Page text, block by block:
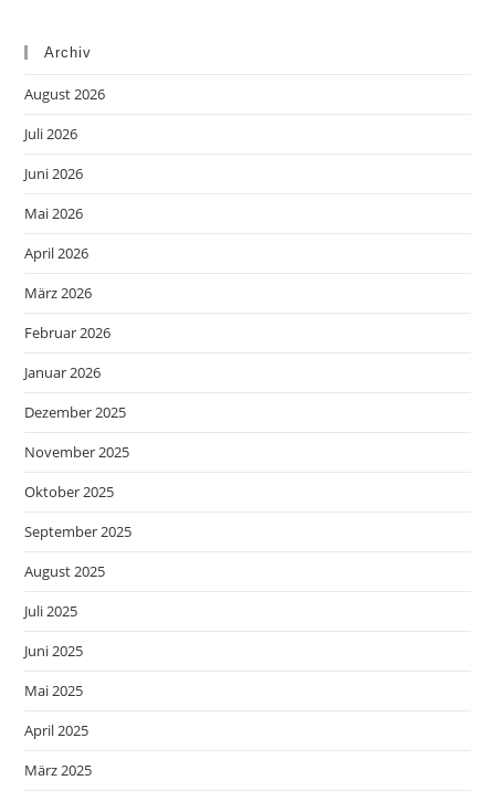
Archiv
August 2026
Juli 2026
Juni 2026
Mai 2026
April 2026
März 2026
Februar 2026
Januar 2026
Dezember 2025
November 2025
Oktober 2025
September 2025
August 2025
Juli 2025
Juni 2025
Mai 2025
April 2025
März 2025